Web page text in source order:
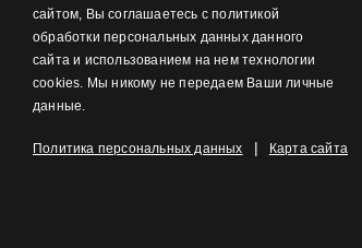
сайтом, Вы соглашаетесь с политикой
обработки персональных данных данного
сайта и использованием на нем технологии
cookies. Мы никому не передаем Ваши личные
данные.
Политика персональных данных | Карта сайта